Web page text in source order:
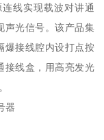
线实现载波对讲通
声光信号。该产品集
爆接线腔内设打点按
接线盒，用高亮发光
器